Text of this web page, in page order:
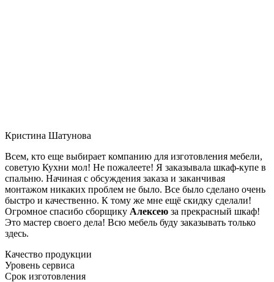
Кристина Шатунова
Всем, кто еще выбирает компанию для изготовления мебели,
советую Кухни мол! Не пожалеете! Я заказывала шкаф-купе в
спальню. Начиная с обсуждения заказа и заканчивая
монтажом никаких проблем не было. Все было сделано очень
быстро и качественно. К тому же мне ещё скидку сделали!
Огромное спасибо сборщику Алексею за прекрасный шкаф!
Это мастер своего дела! Всю мебель буду заказывать только
здесь.
Качество продукции
Уровень сервиса
Срок изготовления